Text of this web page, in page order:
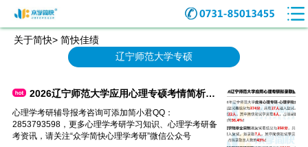
关于简快> 简快佳绩
辽宁师范大学专硕
2026辽宁师范大学应用心理专硕考情简析及简快学员捷报
心理学考研辅导报考咨询可添加简小君QQ：
2853793598，更多心理学考研学习知识、心理学考研备
考资讯，请关注“众学简快心理学考研”微信公众号